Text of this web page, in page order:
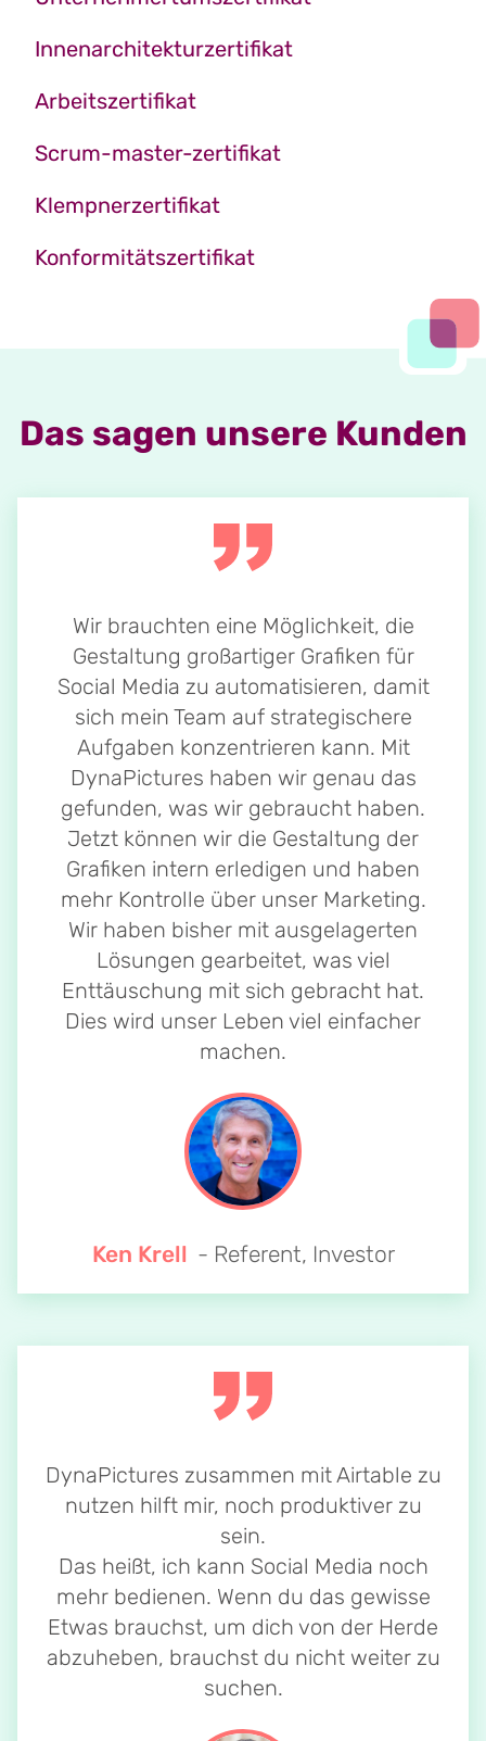
Innenarchitekturzertifikat
Arbeitszertifikat
Scrum-master-zertifikat
Klempnerzertifikat
Konformitätszertifikat
Das sagen unsere Kunden
Wir brauchten eine Möglichkeit, die
Gestaltung großartiger Grafiken für
Social Media zu automatisieren, damit
sich mein Team auf strategischere
Aufgaben konzentrieren kann. Mit
DynaPictures haben wir genau das
gefunden, was wir gebraucht haben.
Jetzt können wir die Gestaltung der
Grafiken intern erledigen und haben
mehr Kontrolle über unser Marketing.
Wir haben bisher mit ausgelagerten
Lösungen gearbeitet, was viel
Enttäuschung mit sich gebracht hat.
Dies wird unser Leben viel einfacher
machen.
Ken Krell - Referent, Investor
DynaPictures zusammen mit Airtable zu
nutzen hilft mir, noch produktiver zu
sein.
Das heißt, ich kann Social Media noch
mehr bedienen. Wenn du das gewisse
Etwas brauchst, um dich von der Herde
abzuheben, brauchst du nicht weiter zu
suchen.